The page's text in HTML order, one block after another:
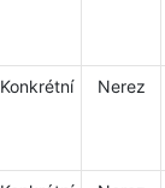
Konkrétní Nerez